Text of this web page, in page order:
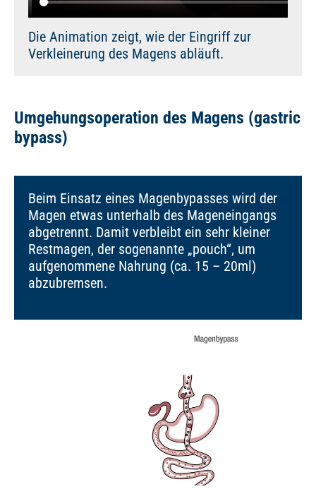
Die Animation zeigt, wie der Eingriff zur
Verkleinerung des Magens abläuft.
Umgehungsoperation des Magens (gastric
bypass)
Beim Einsatz eines Magenbypasses wird der
Magen etwas unterhalb des Mageneingangs
abgetrennt. Damit verbleibt ein sehr kleiner
Restmagen, der sogenannte „pouch“, um
aufgenommene Nahrung (ca. 15 – 20ml)
abzubremsen.